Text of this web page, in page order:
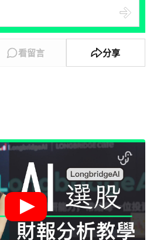
看留言 分享